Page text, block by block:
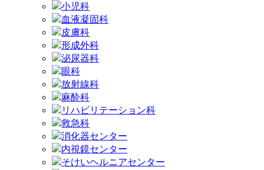
小児科
血液凝固科
皮膚科
形成外科
泌尿器科
眼科
放射線科
麻酔科
リハビリテーション科
救急科
消化器センター
内視鏡センター
そけいヘルニアセンター